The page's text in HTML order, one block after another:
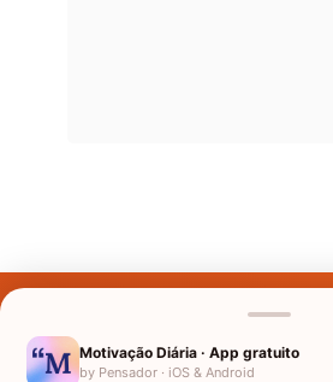
Nomes pelo Mundo
Motivação Diária · App gratuito
by Pensador · iOS & Android